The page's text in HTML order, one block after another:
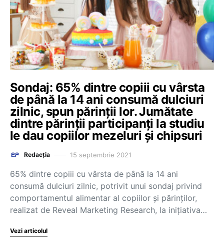
Sondaj: 65% dintre copiii cu vârsta
de până la 14 ani consumă dulciuri
zilnic, spun părinții lor. Jumătate
dintre părinții participanți la studiu
le dau copiilor mezeluri și chipsuri
Redacția 15 septembrie 2021
65% dintre copiii cu vârsta de până la 14 ani
consumă dulciuri zilnic, potrivit unui sondaj privind
comportamentul alimentar al copiilor și părinților,
realizat de Reveal Marketing Research, la inițiativa…
Vezi articolul